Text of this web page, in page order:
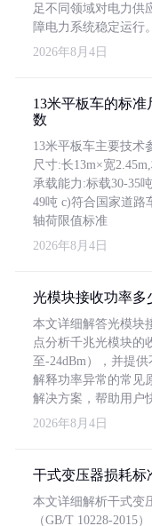
足不同领域对电力供
障电力系统稳定运行。
2026年8月4日
13米平板车的标准
数
13米平板车主要技术
尺寸:长13m×宽
承载能力:标载30-35
49吨 c)符合国家道路
轴荷限值标准
2026年8月4日
光模块接收功率多
本文详细解答光模块
点分析千兆光模块的
至-24dBm），并提
解释功率异常的常见
解决方案，帮助用户
2026年8月4日
干式变压器损耗标
本文详细解析干式变
（GB/T 10228-2015